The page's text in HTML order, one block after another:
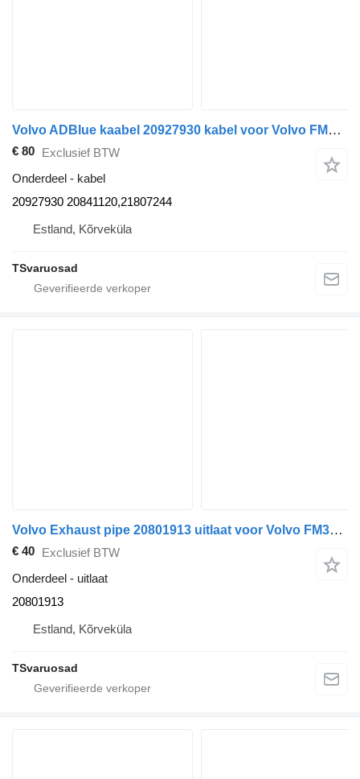
Volvo ADBlue kaabel 20927930 kabel voor Volvo FM300 trekker
€ 80 Exclusief BTW
Onderdeel - kabel
20927930 20841120,21807244
Estland, Kõrveküla
TSvaruosad
Volvo Exhaust pipe 20801913 uitlaat voor Volvo FM300 trekker
€ 40 Exclusief BTW
Onderdeel - uitlaat
20801913
Estland, Kõrveküla
TSvaruosad